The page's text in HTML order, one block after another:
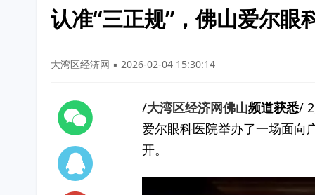
认准“三正规”，佛山爱尔
大湾区经济网 ▪ 2026-02-04 15:30:14
/大湾区经济网佛山频道获悉/
爱尔眼科医院举办了一场面向
开。